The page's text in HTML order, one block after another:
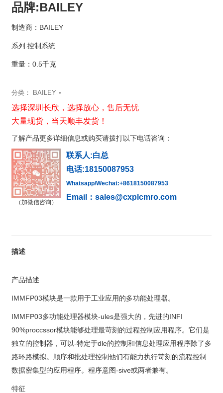
品牌:BAILEY
制造商：BAILEY
系列:控制系统
重量：0.5千克
分类： BAILEY
选择深圳长欣，选择放心，售后无忧
大量现货，当天顺丰发货！
了解产品更多详细信息或购买请拨打以下电话咨询：
（加微信咨询）
联系人:白总
电话:18150087953
Whatsapp/Wechat:+8618150087953
Email：sales@cxplcmro.com
描述
产品描述
IMMFP03模块是一款用于工业应用的多功能处理器。
IMMFP03多功能处理器模块-ules是强大的，先进的INFI
90%proccssor模块能够处理最苛刻的过程控制应用程序。它们是
独立的控制器，可以-特定于dle的控制和信息处理应用程序除了多
路环路模拟。顺序和批处理控制他们有能力执行苛刻的流程控制
数据密集型的应用程序。程序意图-sive或两者兼有。
特征